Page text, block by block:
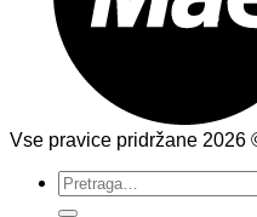
Vse pravice pridržane 2026
Pretraži: